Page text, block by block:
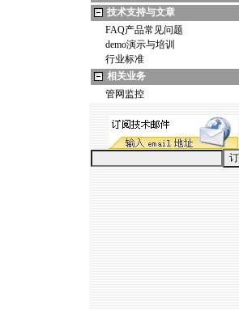
技术支持与文章
FAQ产品常见问题
demo演示与培训
行业标准
相关业务
管网监控